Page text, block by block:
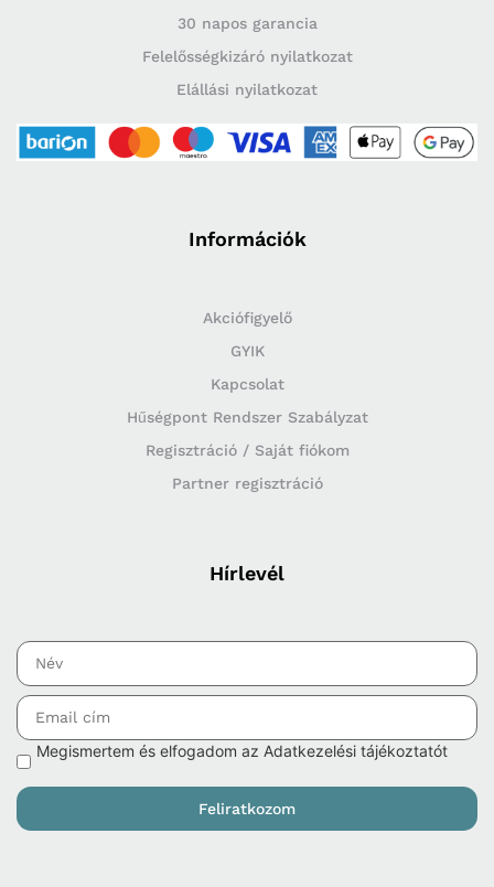
30 napos garancia
Felelősségkizáró nyilatkozat
Elállási nyilatkozat
Információk
Akciófigyelő
GYIK
Kapcsolat
Hűségpont Rendszer Szabályzat
Regisztráció / Saját fiókom
Partner regisztráció
Hírlevél
Megismertem és elfogadom az Adatkezelési tájékoztatót
Feliratkozom